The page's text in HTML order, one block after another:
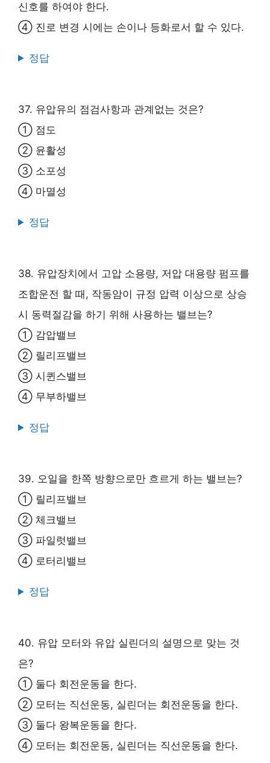
신호를 하여야 한다.
④ 진로 변경 시에는 손이나 등화로서 할 수 있다.
정답
37. 유압유의 점검사항과 관계없는 것은?
① 점도
② 윤활성
③ 소포성
④ 마멸성
정답
38. 유압장치에서 고압 소용량, 저압 대용량 펌프를
조합운전 할 때, 작동암이 규정 압력 이상으로 상승
시 동력절감을 하기 위해 사용하는 밸브는?
① 감압밸브
② 릴리프밸브
③ 시퀸스밸브
④ 무부하밸브
정답
39. 오일을 한쪽 방향으로만 흐르게 하는 밸브는?
① 릴리프밸브
② 체크밸브
③ 파일럿밸브
④ 로터리밸브
정답
40. 유압 모터와 유압 실린더의 설명으로 맞는 것
은?
① 둘다 회전운동을 한다.
② 모터는 직선운동, 실린더는 회전운동을 한다.
③ 둘다 왕복운동을 한다.
④ 모터는 회전운동, 실린더는 직선운동을 한다.